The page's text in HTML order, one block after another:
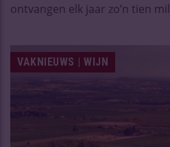
ontvangen elk jaar zo’n tien
VAKNIEUWS | WIJN